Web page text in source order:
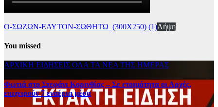
Ο-ΣΩΖΩΝ-ΕΑΥΤΟΝ-ΣΩΘΗΤΩ_(300Χ250) (1)Λήψη
You missed
ΑΡΧΙΚΗ ΕΙΔΗΣΕΙΣ ΟΛΑ ΤΑ ΝΕΑ ΤΗΣ ΗΜΕΡΑΣ
Φωτιά στο Στεφάνι Κορινθίας – Σε ετοιμότητα οι Αρχές,
επιχειρούν 7 εναέρια μέσα